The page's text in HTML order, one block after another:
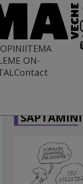
TEMA
ON-
Contact